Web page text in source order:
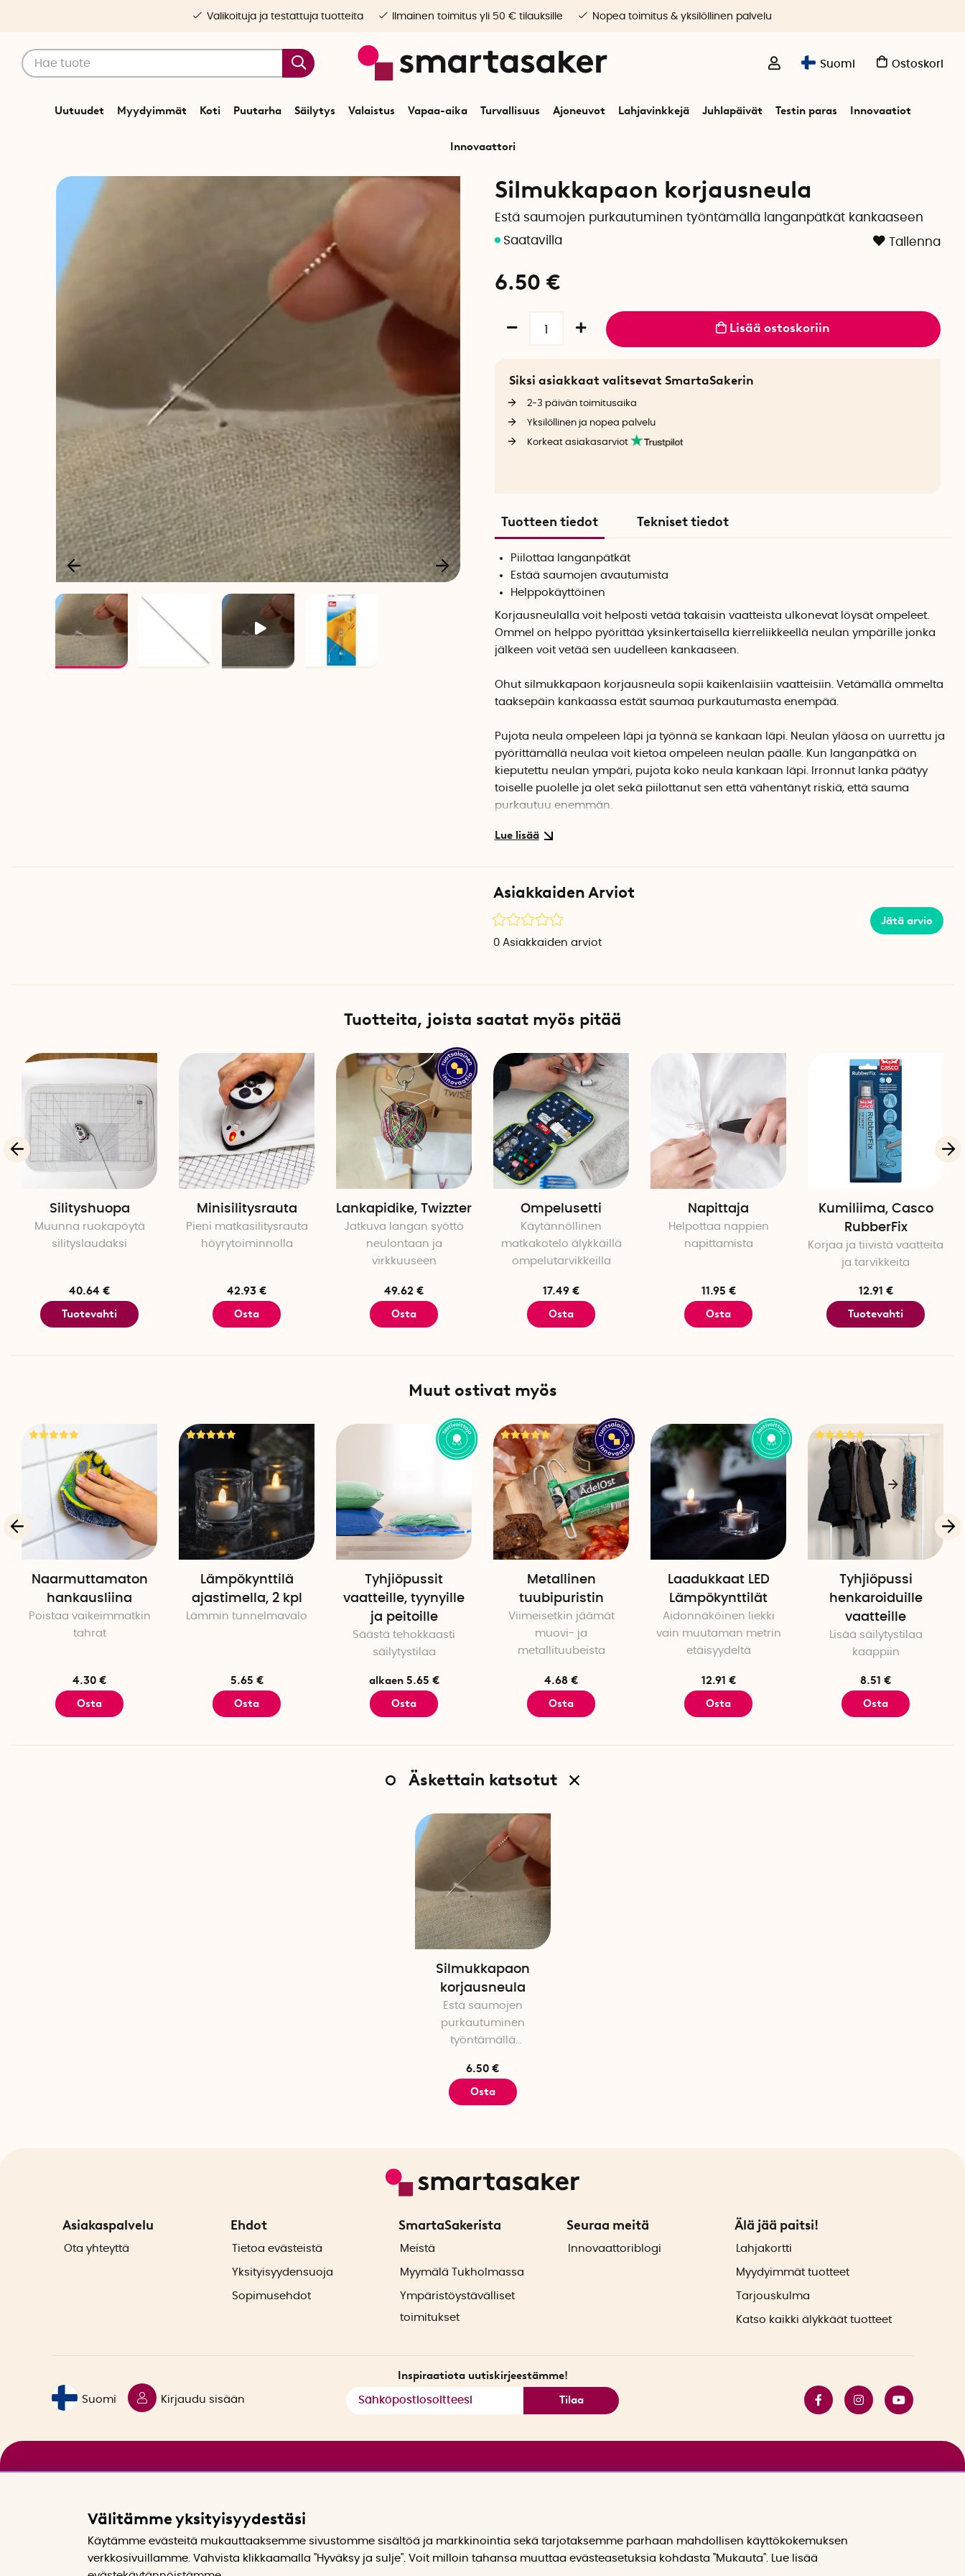
Suomi Ostoskori
Uutuudet Myydyimmät Koti Puutarha Säilytys Valaistus Vapaa-aika Turvallisuus Ajoneuvot Lahjavinkkejä Juhlapäivät Testin paras Innovaatiot
Innovaattori
Valikoituja ja testattuja tuotteita Ilmainen toimitus yli 50 € tilauksille Nopea toimitus & yksilöllinen palvelu
Korjaaminen & rakentelu Vaatteiden hoito
Silmukkapaon korjausneula
Estä saumojen purkautuminen työntämällä langanpätkät kankaaseen
Tallenna
6.50 €
Lisää ostoskoriin
Siksi asiakkaat valitsevat SmartaSakerin
2-3 päivän toimitusaika
Yksilöllinen ja nopea palvelu
Korkeat asiakasarviot
Tuotteen tiedot Tekniset tiedot
Piilottaa langanpätkät
Estää saumojen avautumista
Helppokäyttöinen
Korjausneulalla voit helposti vetää takaisin vaatteista ulkonevat löysät ompeleet.
Ommel on helppo pyörittää yksinkertaisella kierreliikkeellä neulan ympärille jonka
jälkeen voit vetää sen uudelleen kankaaseen.
Ohut silmukkapaon korjausneula sopii kaikenlaisiin vaatteisiin. Vetämällä ommelta
taaksepäin kankaassa estät saumaa purkautumasta enempää.
Pujota neula ompeleen läpi ja työnnä se kankaan läpi. Neulan yläosa on uurrettu ja
pyörittämällä neulaa voit kietoa ompeleen neulan päälle. Kun langanpätkä on
kieputettu neulan ympäri, pujota koko neula kankaan läpi. Irronnut lanka päätyy
toiselle puolelle ja olet sekä piilottanut sen että vähentänyt riskiä, että sauma
purkautuu enemmän.
Silmukkapaon korjausneula on valmistettu teräksestä ja messingistä. Pituus 6 cm,
Asiakkaiden Arviot
Jätä arvio
0 Asiakkaiden arviot
Tuotteita, joista saatat myös pitää
Silityshuopa
Muunna ruokapöytä
silityslaudaksi
40.64 €
Tuotevahti
Minisilitysrauta
Pieni matkasilitysrauta
höyrytoiminnolla
42.93 €
Osta
Lankapidike, Twizzter
Jatkuva langan syöttö
neulontaan ja
virkkuuseen
49.62 €
Osta
Ompelusetti
Käytännöllinen
matkakotelo älykkäillä
ompelutarvikkeilla
17.49 €
Osta
Napittaja
Helpottaa nappien
napittamista
11.95 €
Osta
Kumiliima, Casco
RubberFix
Korjaa ja tiivistä vaatteita
ja tarvikkeita
12.91 €
Tuotevahti
Muut ostivat myös
Naarmuttamaton
hankausliina
Poistaa vaikeimmatkin
tahrat
4.30 €
Osta
Lämpökynttilä
ajastimella, 2 kpl
Lämmin tunnelmavalo
5.65 €
Osta
Tyhjiöpussit
vaatteille, tyynyille
ja peitoille
Säästä tehokkaasti
säilytystilaa
alkaen 5.65 €
Osta
Metallinen
tuubipuristin
Viimeisetkin jäämät
muovi- ja
metallituubeista
4.68 €
Osta
Laadukkaat LED
Lämpökynttilät
Aidonnäköinen liekki
vain muutaman metrin
etäisyydeltä
12.91 €
Osta
Tyhjiöpussi
henkaroiduille
vaatteille
Lisää säilytystilaa
kaappiin
8.51 €
Osta
Äskettain katsotut
Silmukkapaon
korjausneula
Estä saumojen
purkautuminen
työntämällä
kankaaseen
6.50 €
Osta
Asiakaspalvelu
Ota yhteyttä
Ehdot
Tietoa evästeistä
Yksityisyydensuoja
Sopimusehdot
SmartaSakerista
Meistä
Myymälä Tukholmassa
Ympäristöystävälliset
toimitukset
Seuraa meitä
Innovaattoriblogi
Älä jää paitsi!
Lahjakortti
Myydyimmät tuotteet
Tarjouskulma
Katso kaikki älykkäät tuotteet
Suomi Kirjaudu sisään
Inspiraatiota uutiskirjeestämme!
Tilaa
Välitämme yksityisyydestäsi
Käytämme evästeitä mukauttaaksemme sivustomme sisältöä ja markkinointia sekä tarjotaksemme parhaan mahdollisen käyttökokemuksen
verkkosivuillamme. Vahvista klikkaamalla "Hyväksy ja sulje". Voit milloin tahansa muuttaa evästeasetuksia kohdasta "Mukauta". Lue lisää